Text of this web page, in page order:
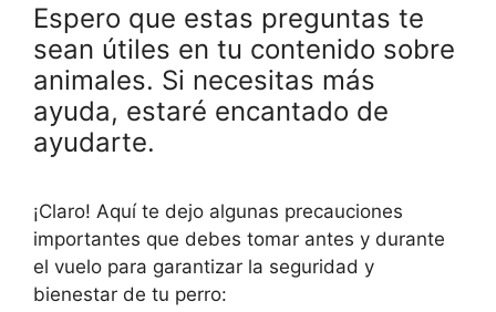
Espero que estas preguntas te
sean útiles en tu contenido sobre
animales. Si necesitas más
ayuda, estaré encantado de
ayudarte.
¡Claro! Aquí te dejo algunas precauciones
importantes que debes tomar antes y durante
el vuelo para garantizar la seguridad y
bienestar de tu perro: